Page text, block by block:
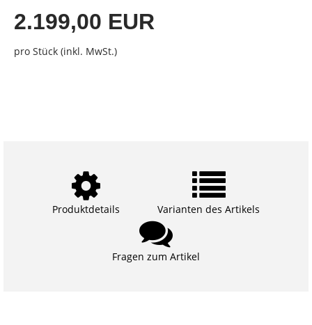
2.199,00 EUR
pro Stück (inkl. MwSt.)
Produktdetails Varianten des Artikels
Fragen zum Artikel